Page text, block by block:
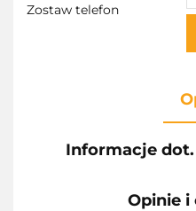
Zostaw telefon
Informacje
Opinie i